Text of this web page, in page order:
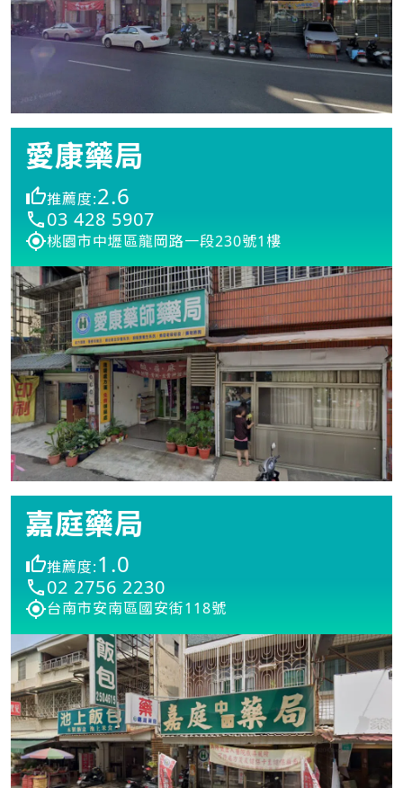
愛康藥局
推薦度:2.6
03 428 5907
桃園市中壢區龍岡路一段230號1樓
嘉庭藥局
推薦度:1.0
02 2756 2230
台南市安南區國安街118號